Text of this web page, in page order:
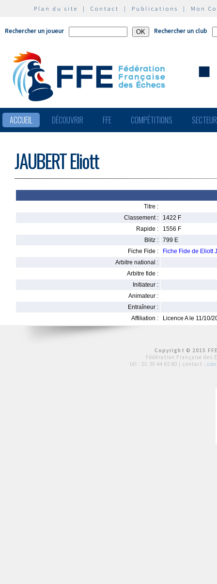
Plan du site | Contact | Publications | Mon
Rechercher un joueur Rechercher un club
ACCUEIL DÉCOUVRIR FFE COMPÉTITIONS
JAUBERT Eliott
Titre :
Classement :
1422 F
Rapide :
1556 F
Blitz :
799 E
Fiche Fide :
Fiche Fide de Eliott
Arbitre national :
Arbitre fide :
Initiateur :
Animateur :
Entraîneur :
Affiliation :
Licence A le 11/10/
Copyright © 2015
Fédération Française des
tél : 01 39 44 65 80 | contact :